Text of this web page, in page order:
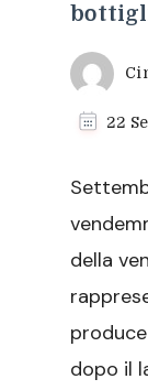
22
della
dopo il